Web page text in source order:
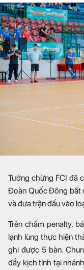
Tưởng chừng FCI đã
Đoàn Quốc Đông bất
và đưa trận đấu vào
Trên chấm penalty,
lạnh lùng thực hiện
ghi được 5 bàn.
đầy kịch tính tại